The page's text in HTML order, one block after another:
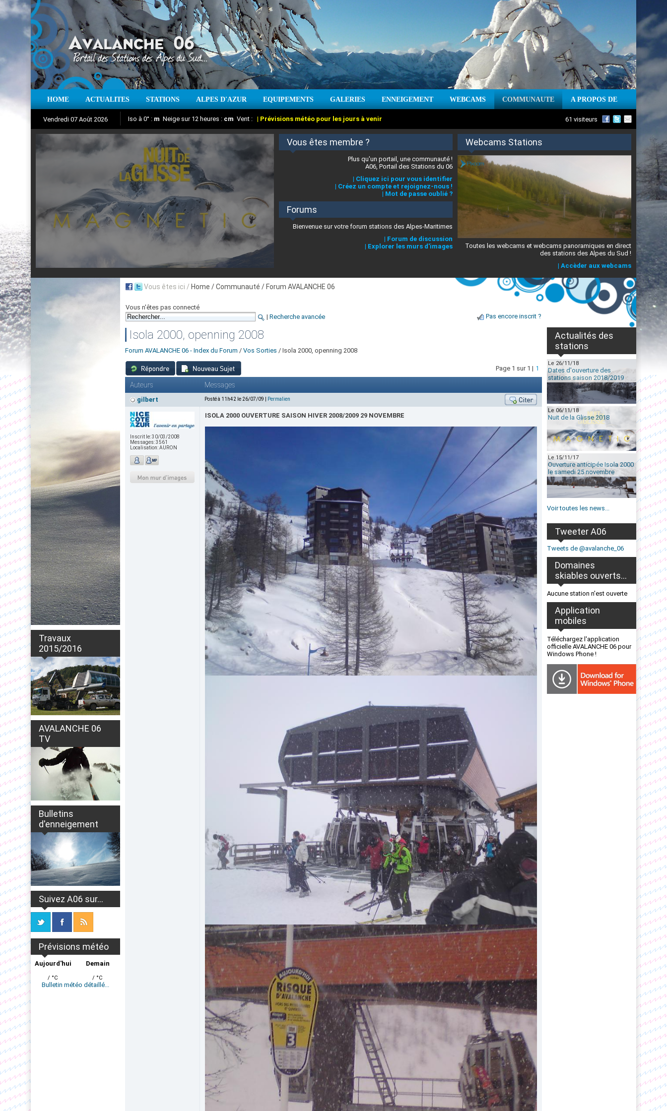
HOME ACTUALITES STATIONS ALPES D'AZUR EQUIPEMENTS GALERIES ENNEIGEMENT WEBCAMS COMMUNAUTE A PROPOS DE
Vendredi 07 Août 2026
Aujourd'hui : T° Min : T° Max : °C Prévisions météo pour les jours à venir
Iso à 0° : m Neige sur 12 heures : cm Vent : | Prévisions météo pour les jours à venir
Suivez en direct l'actualité des stations des Alpes-Maritimes
61 visiteurs
Nuit de la Glisse 2018 Vous êtes membre ?
Plus qu'un portail, une communauté !
A06, Portail des Stations du 06
| Cliquez ici pour vous identifier
| Créez un compte et rejoignez-nous !
| Mot de passe oublié ?
Forums
Bienvenue sur votre forum stations des Alpes-Maritimes
| Forum de discussion
| Explorer les murs d'images
Webcams Stations
Toutes les webcams et webcams panoramiques en direct
des stations des Alpes du Sud !
| Accèder aux webcams
Travaux
2015/2016
AVALANCHE 06
TV
Bulletins
d'enneigement
Suivez A06 sur...
Prévisions météo
Aujourd'hui
/ °C
Demain
/ °C
Bulletin météo détaillé...
Vous êtes ici / Home / Communauté / Forum AVALANCHE 06
Vous n'êtes pas connecté
| Recherche avancée Pas encore inscrit ?
Isola 2000, openning 2008
Forum AVALANCHE 06 - Index du Forum / Vos Sorties / Isola 2000, openning 2008
Page 1 sur 1 | 1
Auteurs Messages
gilbert Posté à 11h42 le 26/07/09 | Permalien
Inscrit le:30/03/2008
Messages:3561
Localisation:AURON
ISOLA 2000 OUVERTURE SAISON HIVER 2008/2009 29 NOVEMBRE
Actualités des
stations
Le 26/11/18
Dates d'ouverture des
stations saison 2018/2019
Le 06/11/18
Nuit de la Glisse 2018
Le 15/11/17
Ouverture anticipée Isola 2000
le samedi 25 novembre
Voir toutes les news...
Tweeter A06
Tweets de @avalanche_06
Domaines
skiables ouverts...
Aucune station n'est ouverte
Application
mobiles
Téléchargez l'application
officielle AVALANCHE 06 pour
Windows Phone !